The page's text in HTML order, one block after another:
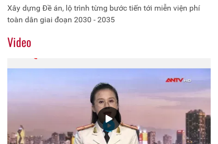
Xây dựng Đề án, lộ trình từng bước tiến tới miễn viện phí
toàn dân giai đoạn 2030 - 2035
Video